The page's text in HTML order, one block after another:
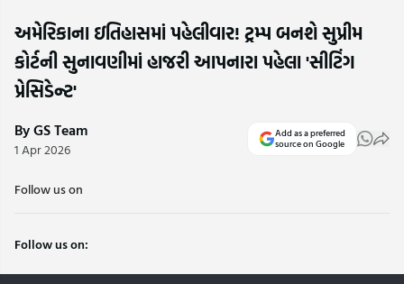
અમેરિકાના ઇતિહાસમાં પહેલીવાર! ટ્રમ્પ બનશે સુપ્રીમ
કોર્ટની સુનાવણીમાં હાજરી આપનારા પહેલા 'સીટિંગ
પ્રેસિડેન્ટ'
By GS Team
1 Apr 2026
Add as a preferred
source on Google
Follow us on
Follow us on: